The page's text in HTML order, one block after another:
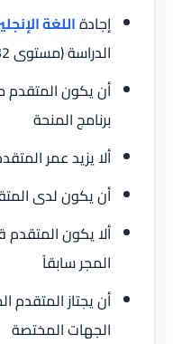
إجادةاللغة
الدراسة (مستوى B2 على الأقل)
أن يكون
برنامج المنحة
ألا يزيد عمر المتقدم عن 35 سنة
أن يكون لدى
ألا يكون
المجر سابقاً
أن يجتاز المتقدم
الجهات المختصة